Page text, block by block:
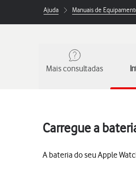
Ajuda Manuais de
Mais consultadas
Carregue a
A bateria do seu Apple